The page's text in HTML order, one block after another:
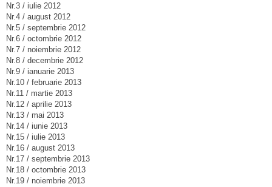
Nr.3 / iulie 2012
Nr.4 / august 2012
Nr.5 / septembrie 2012
Nr.6 / octombrie 2012
Nr.7 / noiembrie 2012
Nr.8 / decembrie 2012
Nr.9 / ianuarie 2013
Nr.10 / februarie 2013
Nr.11 / martie 2013
Nr.12 / aprilie 2013
Nr.13 / mai 2013
Nr.14 / iunie 2013
Nr.15 / iulie 2013
Nr.16 / august 2013
Nr.17 / septembrie 2013
Nr.18 / octombrie 2013
Nr.19 / noiembrie 2013